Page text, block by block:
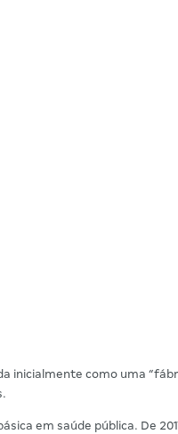
inicialmente como uma
em saúde pública. De